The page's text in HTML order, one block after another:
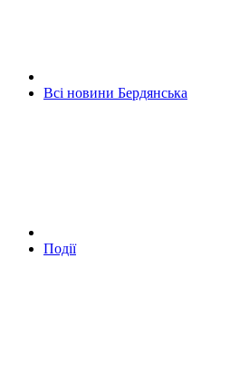
Всі новини Бердянська
Події